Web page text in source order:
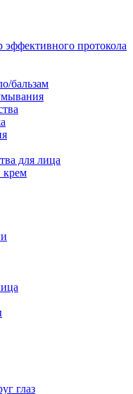
протокола
бальзам
для лица
глаз